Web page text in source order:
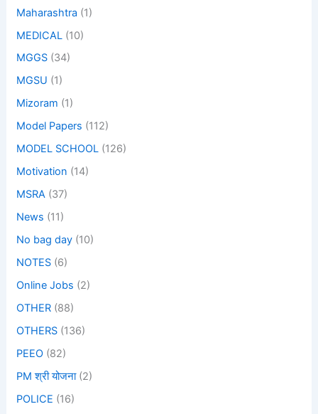
Maharashtra (1)
MEDICAL (10)
MGGS (34)
MGSU (1)
Mizoram (1)
Model Papers (112)
MODEL SCHOOL (126)
Motivation (14)
MSRA (37)
News (11)
No bag day (10)
NOTES (6)
Online Jobs (2)
OTHER (88)
OTHERS (136)
PEEO (82)
PM श्री योजना(2)
POLICE (16)